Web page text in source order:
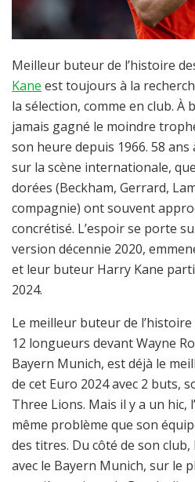
Meilleur buteur de l’histoire
Kane est toujours à la
la sélection, comme en club. À
jamais gagné le moindre
son heure depuis 1966. 58
sur la scène internationale,
dorées (Beckham, Gerrard,
compagnie) ont souvent
concrétisé. L’espoir se porte
version décennie 2020,
et leur buteur Harry Kane
2024.
Le meilleur buteur de
12 longueurs devant Wayne
Bayern Munich, est déjà le
de cet Euro 2024 avec 2 buts,
Three Lions. Mais il y a un hic,
même problème que son
des titres. Du côté de son
avec le Bayern Munich, sur le